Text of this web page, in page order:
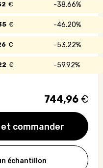
commander
38.66%
€
46.20%
€
53.22%
€
59.92%
€
744,96 €
échantillon